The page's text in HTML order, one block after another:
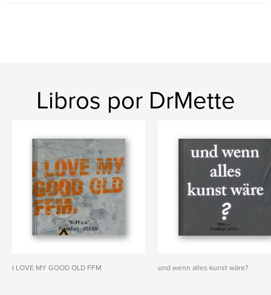
Libros por DrMette
I LOVE MY GOOD OLD FFM und wenn alles kunst wäre?